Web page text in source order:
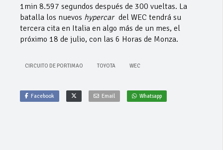
1min 8.597 segundos después de 300 vueltas. La
batalla los nuevos hypercar del WEC tendrá su
tercera cita en Italia en algo más de un mes, el
próximo 18 de julio, con las 6 Horas de Monza.
CIRCUITO DE PORTIMAO TOYOTA WEC
Facebook Email Whatsapp